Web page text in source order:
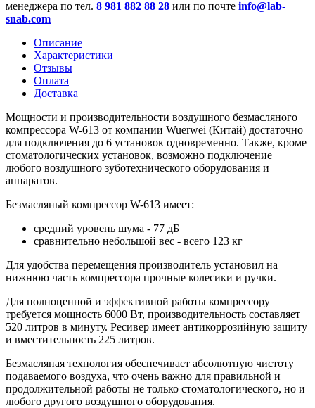
менеджера по тел. 8 981 882 88 28 или по почте info@lab-
snab.com
Описание
Характеристики
Отзывы
Оплата
Доставка
Мощности и производительности воздушного безмасляного
компрессора W-613 от компании Wuerwei (Китай) достаточно
для подключения до 6 установок одновременно. Также, кроме
стоматологических установок, возможно подключение
любого воздушного зуботехнического оборудования и
аппаратов.
Безмасляный компрессор W-613 имеет:
средний уровень шума - 77 дБ
сравнительно небольшой вес - всего 123 кг
Для удобства перемещения производитель установил на
нижнюю часть компрессора прочные колесики и ручки.
Для полноценной и эффективной работы компрессору
требуется мощность 6000 Вт, производительность составляет
520 литров в минуту. Ресивер имеет антикоррозийную защиту
и вместительность 225 литров.
Безмасляная технология обеспечивает абсолютную чистоту
подаваемого воздуха, что очень важно для правильной и
продолжительной работы не только стоматологического, но и
любого другого воздушного оборудования.